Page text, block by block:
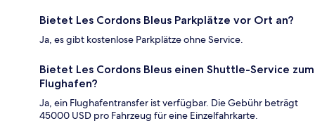
Bietet Les Cordons Bleus Parkplätze vor Ort an?
Ja, es gibt kostenlose Parkplätze ohne Service.
Bietet Les Cordons Bleus einen Shuttle-Service zum
Flughafen?
Ja, ein Flughafentransfer ist verfügbar. Die Gebühr beträgt
45000 USD pro Fahrzeug für eine Einzelfahrkarte.